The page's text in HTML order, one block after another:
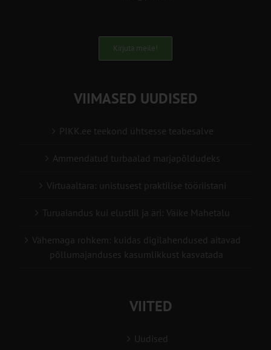
Kirjuta meile!
VIIMASED UUDISED
PIKK.ee teekond ühtsesse teabesalve
Ammendatud turbaalad marjapõldudeks
Virtuaaltara: unistusest praktilise tööriistani
Turuaiandus kui elustiil ja äri: Väike Mahetalu
Vähemaga rohkem: kuidas digilahendused aitavad
põllumajanduses kasumlikkust kasvatada
VIITED
Uudised